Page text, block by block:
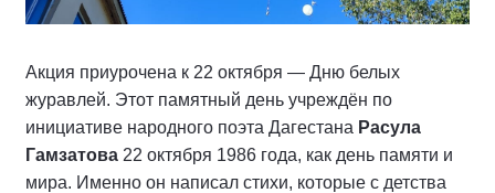
Акция приурочена к 22 октября — Дню белых
журавлей. Этот памятный день учреждён по
инициативе народного поэта Дагестана Расула
Гамзатова 22 октября 1986 года, как день памяти и
мира. Именно он написал стихи, которые с детства